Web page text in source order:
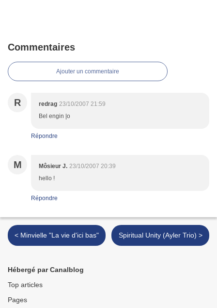
Commentaires
Ajouter un commentaire
R redrag 23/10/2007 21:59
Bel engin |o
Répondre
M Môsieur J. 23/10/2007 20:39
hello !
Répondre
< Minvielle "La vie d'ici bas" Spiritual Unity (Ayler Trio) >
Hébergé par Canalblog
Top articles
Pages